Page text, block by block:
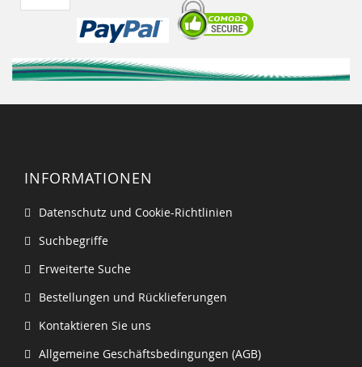
INFORMATIONEN
Datenschutz und Cookie-Richtlinien
Suchbegriffe
Erweiterte Suche
Bestellungen und Rücklieferungen
Kontaktieren Sie uns
Allgemeine Geschäftsbedingungen (AGB)